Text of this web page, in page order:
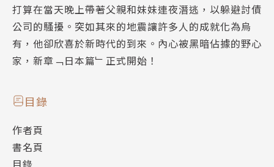
打算在當天晚上帶著父親和妹妹連夜潛逃，以躲避討債
公司的騷擾。突如其來的地震讓許多人的成就化為烏
有，他卻欣喜於新時代的到來。內心被黑暗佔據的野心
家，新章﹁日本篇﹂正式開始！
目錄
作者頁
書名頁
目錄